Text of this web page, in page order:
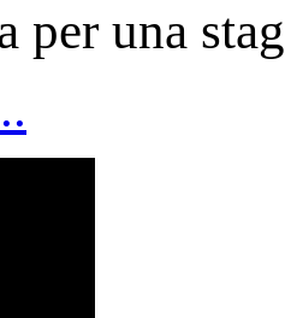
per una